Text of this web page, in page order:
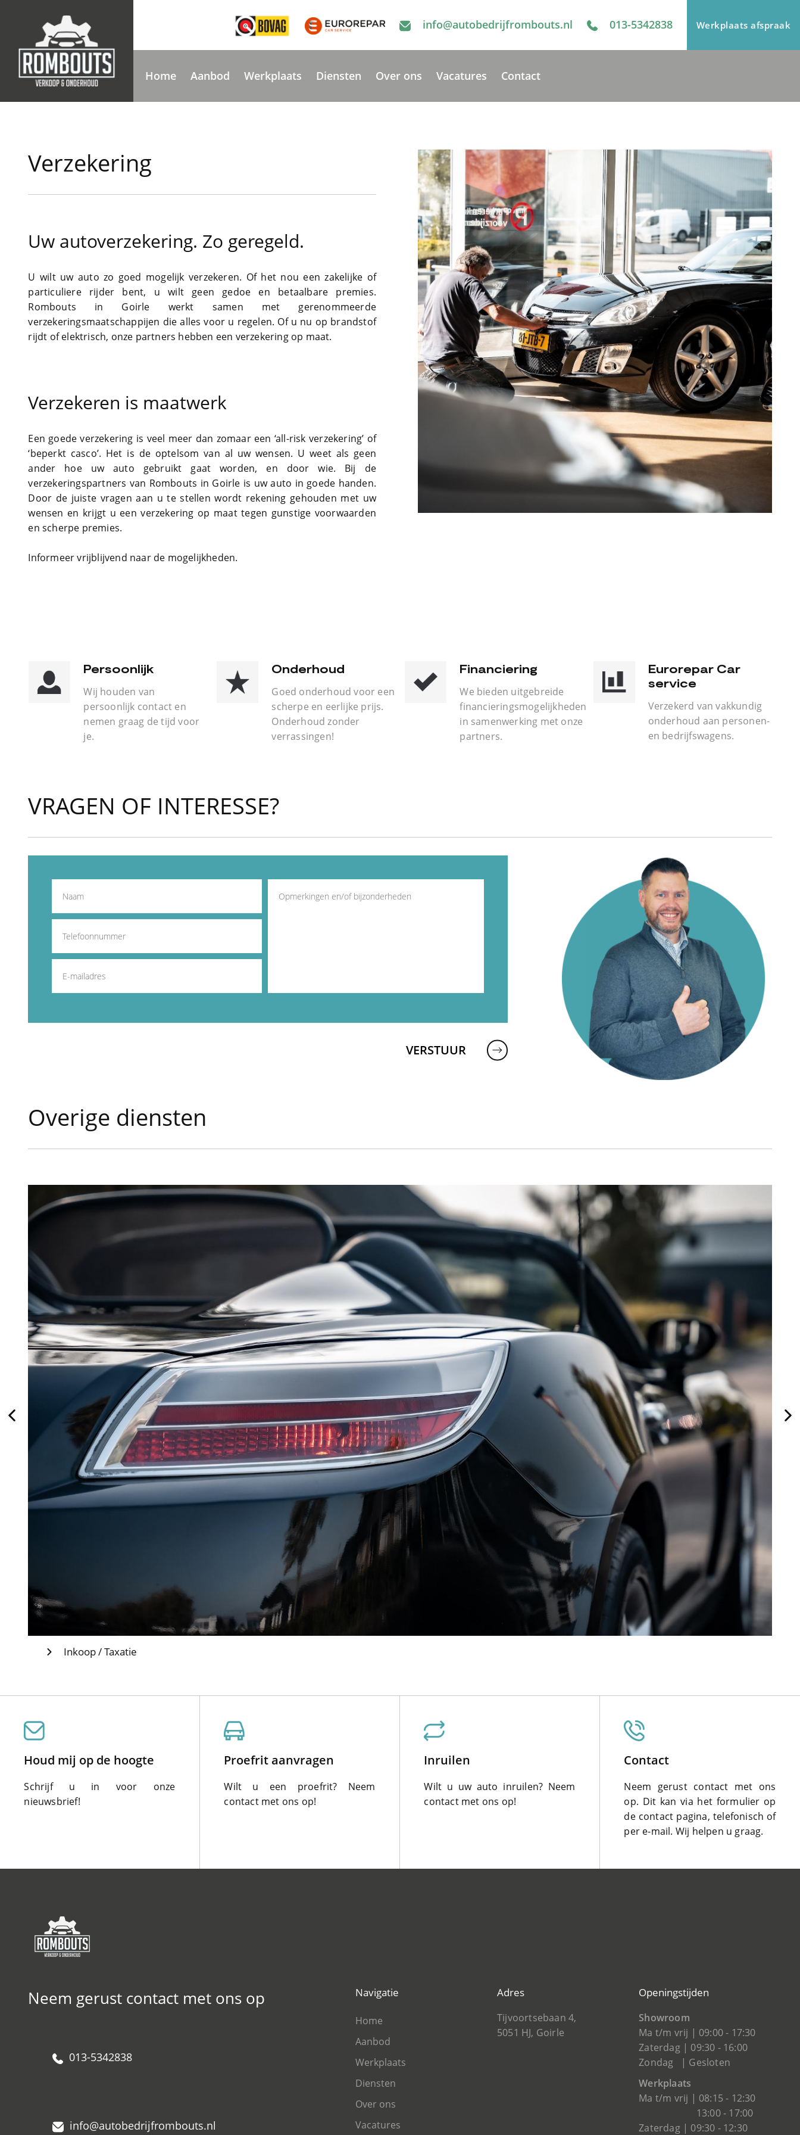
info@autobedrijfrombouts.nl 013-5342838 Werkplaats afspraak
Home Aanbod Werkplaats Diensten Over ons Vacatures Contact
Verzekering
Uw autoverzekering. Zo geregeld.
U wilt uw auto zo goed mogelijk verzekeren. Of het nou een zakelijke of
particuliere rijder bent, u wilt geen gedoe en betaalbare premies.
Rombouts in Goirle werkt samen met gerenommeerde
verzekeringsmaatschappijen die alles voor u regelen. Of u nu op brandstof
rijdt of elektrisch, onze partners hebben een verzekering op maat.
Verzekeren is maatwerk
Een goede verzekering is veel meer dan zomaar een ‘all-risk verzekering’ of
‘beperkt casco’. Het is de optelsom van al uw wensen. U weet als geen
ander hoe uw auto gebruikt gaat worden, en door wie. Bij de
verzekeringspartners van Rombouts in Goirle is uw auto in goede handen.
Door de juiste vragen aan u te stellen wordt rekening gehouden met uw
wensen en krijgt u een verzekering op maat tegen gunstige voorwaarden
en scherpe premies.
Informeer vrijblijvend naar de mogelijkheden.
Persoonlijk
Wij houden van
persoonlijk contact en
nemen graag de tijd voor
je.
Onderhoud
Goed onderhoud voor een
scherpe en eerlijke prijs.
Onderhoud zonder
verrassingen!
Financiering
We bieden uitgebreide
financieringsmogelijkheden
in samenwerking met onze
partners.
Eurorepar Car
service
Verzekerd van vakkundig
onderhoud aan personen-
en bedrijfswagens.
VRAGEN OF INTERESSE?
VERSTUUR
Overige diensten
Inkoop / Taxatie
Houd mij op de hoogte
Schrijf u in voor onze
nieuwsbrief!
Proefrit aanvragen
Wilt u een proefrit? Neem
contact met ons op!
Inruilen
Wilt u uw auto inruilen? Neem
contact met ons op!
Contact
Neem gerust contact met ons
op. Dit kan via het formulier op
de contact pagina, telefonisch of
per e-mail. Wij helpen u graag.
Neem gerust contact met ons op
013-5342838
info@autobedrijfrombouts.nl
Navigatie
Home
Aanbod
Werkplaats
Diensten
Over ons
Vacatures
Adres
Tijvoortsebaan 4,
5051 HJ, Goirle
Openingstijden
Showroom
Ma t/m vrij | 09:00 - 17:30
Zaterdag | 09:30 - 16:00
Zondag | Gesloten
Werkplaats
Ma t/m vrij | 08:15 - 12:30
13:00 - 17:00
Zaterdag | 09:30 - 12:30